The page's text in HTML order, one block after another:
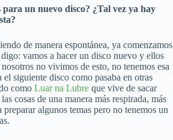
para un nuevo disco? ¿Tal vez ya hay
de manera espontánea, ya comenzamos
vamos a hacer un disco nuevo y ellos
no vivimos de esto, no tenemos esa
siguiente disco como pasaba en otras
como Luar na Lubre que vive de sacar
cosas de una manera más respirada, más
algunos temas pero no tenemos un